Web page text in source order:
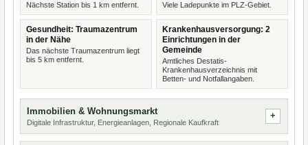
Nächste Station bis 1 km entfernt. Viele Ladepunkte im PLZ-Gebiet.
Gesundheit: Traumazentrum
in der Nähe
Das nächste Traumazentrum liegt
bis 5 km entfernt.
Krankenhausversorgung: 2
Einrichtungen in der
Gemeinde
Amtliches Destatis-
Krankenhausverzeichnis mit
Betten- und Notfallangaben.
Immobilien & Wohnungsmarkt
Digitale Infrastruktur, Energieanlagen, Regionale Kaufkraft